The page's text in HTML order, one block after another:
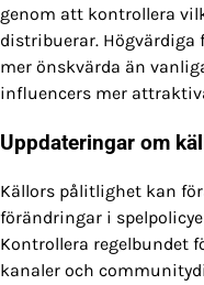
genom att kontrollera
distribuerar.
mer önskvärda än
influencers mer
Uppdateringar om
Källors pålitlighet kan
förändringar i
Kontrollera regelbundet
kanaler och